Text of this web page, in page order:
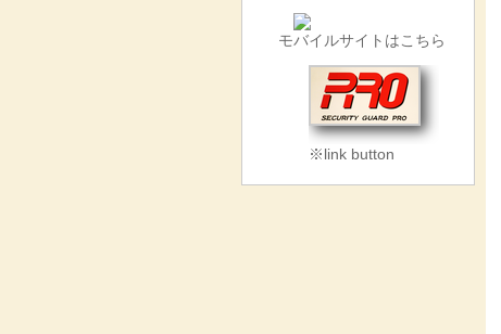
モバイルサイトはこちら
※link button